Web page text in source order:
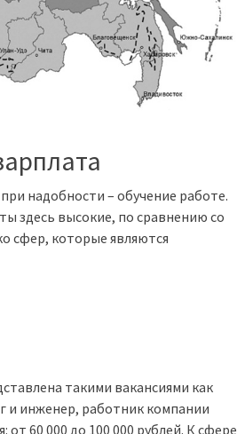
надобности – обучение работе.
здесь высокие, по сравнению со
сфер, которые являются
такими вакансиями как
и инженер, работник компании
60 000 до 100 000 рублей. К сфере